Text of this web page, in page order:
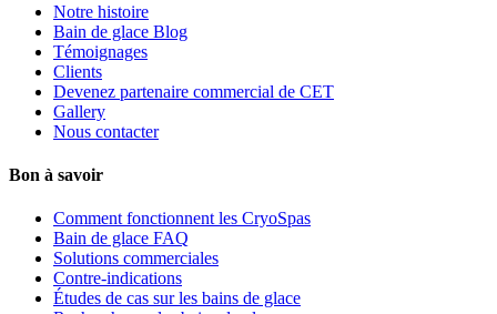
Notre histoire
Bain de glace Blog
Témoignages
Clients
Devenez partenaire commercial de CET
Gallery
Nous contacter
Bon à savoir
Comment fonctionnent les CryoSpas
Bain de glace FAQ
Solutions commerciales
Contre-indications
Études de cas sur les bains de glace